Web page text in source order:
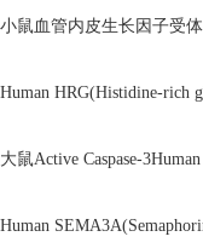
小鼠血管内皮生长因子受体
Human HRG(Histidine-rich
大鼠Active Caspase-
Human